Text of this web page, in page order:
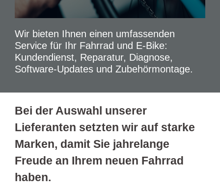
Wir bieten Ihnen einen umfassenden
Service für Ihr Fahrrad und E-Bike:
Kundendienst, Reparatur, Diagnose,
Software-Updates und Zubehörmontage.
Bei der Auswahl unserer
Lieferanten setzten wir auf starke
Marken, damit Sie jahrelange
Freude an Ihrem neuen Fahrrad
haben.